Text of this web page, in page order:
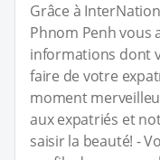
Grâce à
Phnom Penh vous
informations dont
faire de votre
moment
aux expatriés et
saisir la beauté! -